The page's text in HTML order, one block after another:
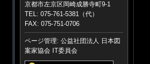
京都市左京区岡崎成勝寺町9-1
TEL: 075-761-5381（代）
FAX: 075-751-0706
ページ管理: 公益社団法人 日本図
案家協会 IT委員会